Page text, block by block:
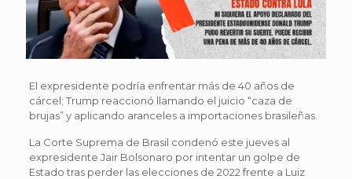
El expresidente podría enfrentar más de 40 años de
cárcel; Trump reaccionó llamando el juicio “caza de
brujas” y aplicando aranceles a importaciones brasileñas.
La Corte Suprema de Brasil condenó este jueves al
expresidente Jair Bolsonaro por intentar un golpe de
Estado tras perder las elecciones de 2022 frente a Luiz